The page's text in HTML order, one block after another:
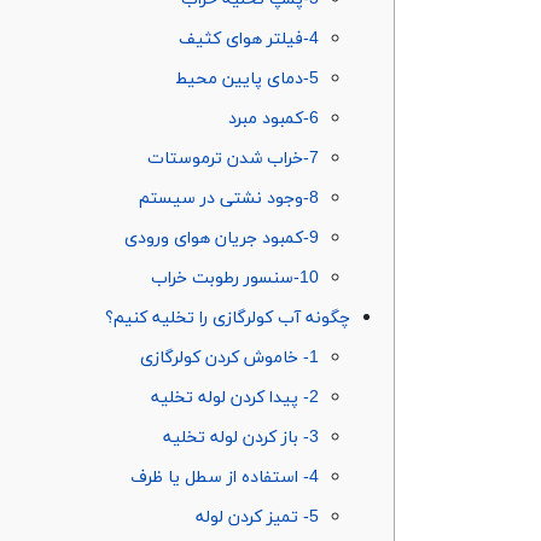
4-فیلتر هوای کثیف
5-دمای پایین محیط
6-کمبود مبرد
7-خراب شدن ترموستات
8-وجود نشتی در سیستم
9-کمبود جریان هوای ورودی
10-سنسور رطوبت خراب
چگونه آب کولرگازی را تخلیه کنیم؟
1- خاموش کردن کولرگازی
2- پیدا کردن لوله تخلیه
3- باز کردن لوله تخلیه
4- استفاده از سطل یا ظرف
5- تمیز کردن لوله